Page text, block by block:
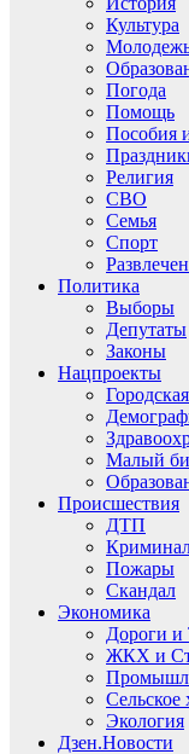
Культура
Погода
Помощь
Пособия
Религия
СВО
Семья
Спорт
Политика
Выборы
Депутаты
Законы
Нацпроекты
Малый
Происшествия
ДТП
Пожары
Скандал
Экономика
Дороги и
ЖКХ и
Сельское
Экология
Дзен.Новости